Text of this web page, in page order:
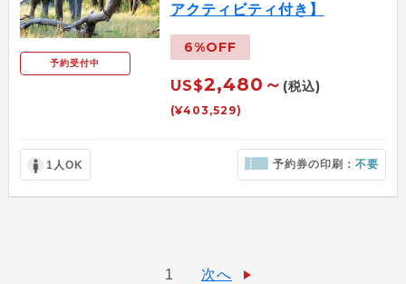
予約受付中
アクティビティ付き】
6%OFF
US$2,480～ (税込)
(¥403,529)
1人OK 予約券の印刷：不要
1 次へ